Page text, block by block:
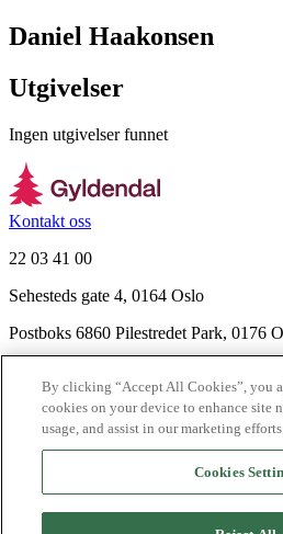
Daniel Haakonsen
Utgivelser
Ingen utgivelser funnet
Kontakt oss
22 03 41 00
Sehesteds gate 4, 0164 Oslo
Postboks 6860 Pilestredet Park, 0176
Nyhetsbrev
Ledige stillinger
Send inn manus
By clicking “Accept All Cookies”, you
cookies on your device to enhance site
usage, and assist in our marketing
Cookies